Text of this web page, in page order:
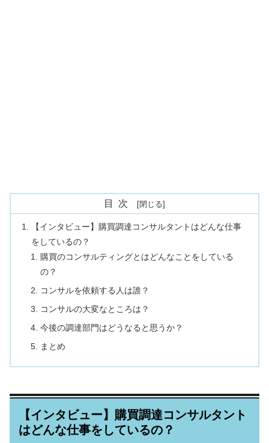
目次
【インタビュー】購買調達コンサルタントはどんな仕事
をしているの？
購買のコンサルティングとはどんなことをしている
の？
コンサルを依頼する人は誰？
コンサルの大変なところは？
今後の調達部門はどうなると思うか？
まとめ
【インタビュー】購買調達コンサルタント
はどんな仕事をしているの？